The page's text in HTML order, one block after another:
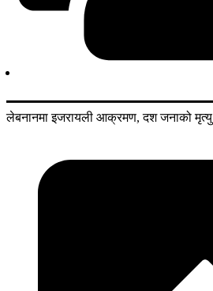
लेबनानमा इजरायली आक्रमण, दश जनाको मृत्यु